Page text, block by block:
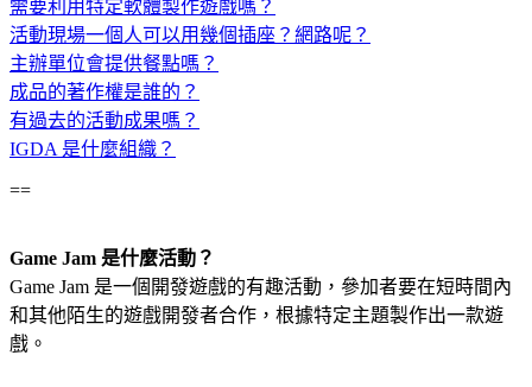
需要利用特定軟體製作遊戲嗎？
活動現場一個人可以用幾個插座？網路呢？
主辦單位會提供餐點嗎？
成品的著作權是誰的？
有過去的活動成果嗎？
IGDA 是什麼組織？
==
Game Jam 是什麼活動？
Game Jam 是一個開發遊戲的有趣活動，參加者要在短時間內
和其他陌生的遊戲開發者合作，根據特定主題製作出一款遊
戲。